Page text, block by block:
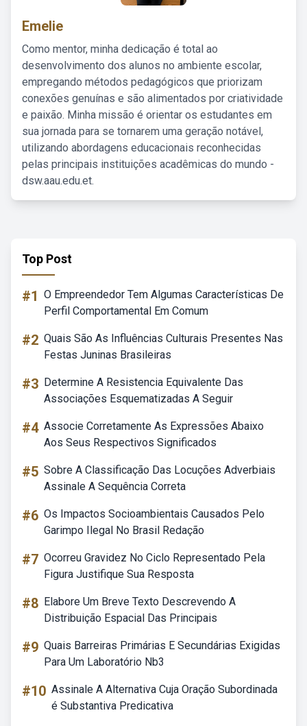
Emelie
Como mentor, minha dedicação é total ao
desenvolvimento dos alunos no ambiente escolar,
empregando métodos pedagógicos que priorizam
conexões genuínas e são alimentados por criatividade
e paixão. Minha missão é orientar os estudantes em
sua jornada para se tornarem uma geração notável,
utilizando abordagens educacionais reconhecidas
pelas principais instituições acadêmicas do mundo -
dsw.aau.edu.et.
Top Post
#1 O Empreendedor Tem Algumas Características De
Perfil Comportamental Em Comum
#2 Quais São As Influências Culturais Presentes Nas
Festas Juninas Brasileiras
#3 Determine A Resistencia Equivalente Das
Associações Esquematizadas A Seguir
#4 Associe Corretamente As Expressões Abaixo
Aos Seus Respectivos Significados
#5 Sobre A Classificação Das Locuções Adverbiais
Assinale A Sequência Correta
#6 Os Impactos Socioambientais Causados Pelo
Garimpo Ilegal No Brasil Redação
#7 Ocorreu Gravidez No Ciclo Representado Pela
Figura Justifique Sua Resposta
#8 Elabore Um Breve Texto Descrevendo A
Distribuição Espacial Das Principais
#9 Quais Barreiras Primárias E Secundárias Exigidas
Para Um Laboratório Nb3
#10 Assinale A Alternativa Cuja Oração Subordinada
é Substantiva Predicativa